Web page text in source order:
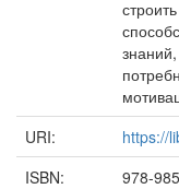
URI:
https://
ISBN:
978-